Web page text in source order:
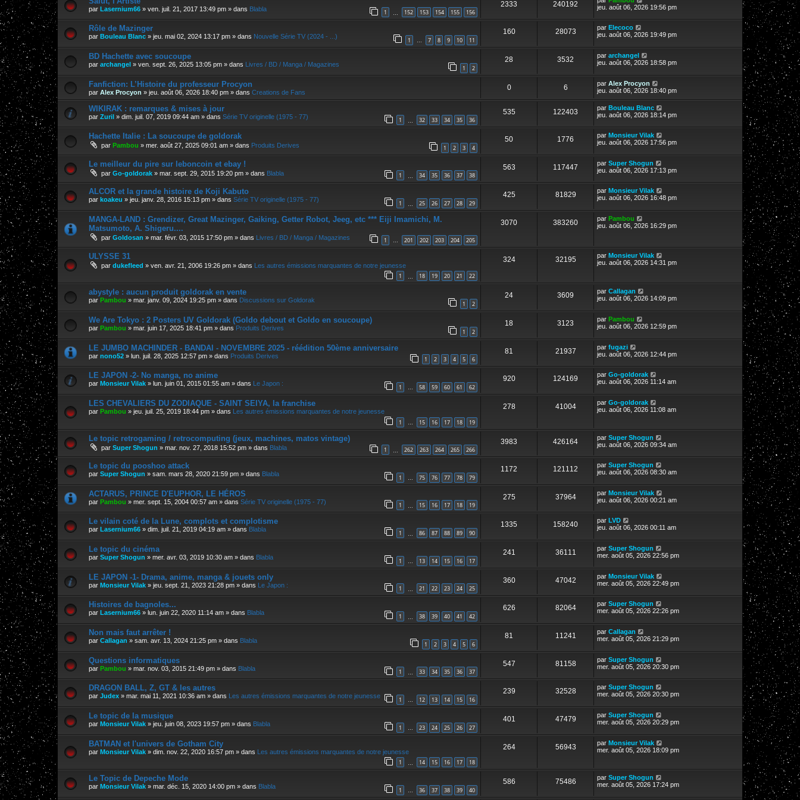
par Lasernium66 » ven. juil. 21, 2017 13:49 pm » dans Blabla 1 152 153 154 155 156
2333 240192
jeu. août 06, 2026 19:56 pm
Rôle de Mazinger
par Bouleau Blanc » jeu. mai 02, 2024 13:17 pm » dans Nouvelle Série TV (2024 - ...) 1 … 7 8 9 10 11
160 28073 par Elecoco
jeu. août 06, 2026 19:49 pm
BD Hachette avec soucoupe
par archangel » ven. sept. 26, 2025 13:05 pm » dans Livres / BD / Manga / Magazines 1 2
28 3532 par archangel
jeu. août 06, 2026 18:58 pm
Fanfiction: L’Histoire du professeur Procyon
par Alex Procyon » jeu. août 06, 2026 18:40 pm » dans Creations de Fans
0 6 par Alex Procyon
jeu. août 06, 2026 18:40 pm
WIKIRAK : remarques & mises à jour
par Zuril » dim. juil. 07, 2019 09:44 am » dans Série TV originelle (1975 - 77) 1 32 33 34 35 36
535 122403 par Bouleau Blanc
jeu. août 06, 2026 18:14 pm
Hachette Italie : La soucoupe de goldorak
par Pambou » mer. août 27, 2025 09:01 am » dans Produits Derives 1 2 3 4
50 1776 par Monsieur Vilak
jeu. août 06, 2026 17:56 pm
Le meilleur du pire sur leboncoin et ebay !
par Go-goldorak » mar. sept. 29, 2015 19:20 pm » dans Blabla 1 34 35 36 37 38
563 117447 par Super Shogun
jeu. août 06, 2026 17:13 pm
ALCOR et la grande histoire de Koji Kabuto
par koakeu » jeu. janv. 28, 2016 15:13 pm » dans Série TV originelle (1975 - 77) 1 25 26 27 28 29
425 81829 par Monsieur Vilak
jeu. août 06, 2026 16:48 pm
MANGA-LAND : Grendizer, Great Mazinger, Gaiking, Getter Robot, Jeeg, etc *** Eiji Imamichi, M.
Matsumoto, A. Shigeru....
par Goldosan » mar. févr. 03, 2015 17:50 pm » dans Livres / BD / Manga / Magazines 1 … 201 202 203 204 205
3070 383260 par Pambou
jeu. août 06, 2026 16:29 pm
ULYSSE 31
par dukefleed » ven. avr. 21, 2006 19:26 pm » dans Les autres émissions marquantes de notre jeunesse
1 18 19 20 21 22
324 32195 par Monsieur Vilak
jeu. août 06, 2026 14:31 pm
abystyle : aucun produit goldorak en vente
par Pambou » mar. janv. 09, 2024 19:25 pm » dans Discussions sur Goldorak 1 2
24 3609 par Callagan
jeu. août 06, 2026 14:09 pm
We Are Tokyo : 2 Posters UV Goldorak (Goldo debout et Goldo en soucoupe)
par Pambou » mar. juin 17, 2025 18:41 pm » dans Produits Derives 1 2
18 3123 par Pambou
jeu. août 06, 2026 12:59 pm
LE JUMBO MACHINDER - BANDAI - NOVEMBRE 2025 - réédition 50ème anniversaire
par nono52 » lun. juil. 28, 2025 12:57 pm » dans Produits Derives 1 2 3 4 5 6
81 21937 par fugazi
jeu. août 06, 2026 12:44 pm
LE JAPON -2- No manga, no anime
par Monsieur Vilak » lun. juin 01, 2015 01:55 am » dans Le Japon : 1 … 58 59 60 61 62
920 124169 par Go-goldorak
jeu. août 06, 2026 11:14 am
LES CHEVALIERS DU ZODIAQUE - SAINT SEIYA, la franchise
par Pambou » jeu. juil. 25, 2019 18:44 pm » dans Les autres émissions marquantes de notre jeunesse
1 … 15 16 17 18 19
278 41004 par Go-goldorak
jeu. août 06, 2026 11:08 am
Le topic retrogaming / retrocomputing (jeux, machines, matos vintage)
par Super Shogun » mar. nov. 27, 2018 15:52 pm » dans Blabla 1 262 263 264 265 266
3983 426164 par Super Shogun
jeu. août 06, 2026 09:34 am
Le topic du pooshoo attack
par Super Shogun » sam. mars 28, 2020 21:59 pm » dans Blabla 1 … 75 76 77 78 79
1172 121112 par Super Shogun
jeu. août 06, 2026 08:30 am
ACTARUS, PRINCE D'EUPHOR, LE HÉROS
par Pambou » mer. sept. 15, 2004 00:57 am » dans Série TV originelle (1975 - 77) 1 15 16 17 18 19
275 37964 par Monsieur Vilak
jeu. août 06, 2026 00:21 am
Le vilain coté de la Lune, complots et complotisme
par Lasernium66 » dim. juil. 21, 2019 04:19 am » dans Blabla 1 86 87 88 89 90
1335 158240 par LVD
jeu. août 06, 2026 00:11 am
Le topic du cinéma
par Super Shogun » mer. avr. 03, 2019 10:30 am » dans Blabla 1 … 13 14 15 16 17
241 36111 par Super Shogun
mer. août 05, 2026 22:56 pm
LE JAPON -1- Drama, anime, manga & jouets only
par Monsieur Vilak » jeu. sept. 21, 2023 21:28 pm » dans Le Japon : 1 21 22 23 24 25
360 47042 par Monsieur Vilak
mer. août 05, 2026 22:49 pm
Histoires de bagnoles...
par Lasernium66 » lun. juin 22, 2020 11:14 am » dans Blabla 1 38 39 40 41 42
626 82064 par Super Shogun
mer. août 05, 2026 22:26 pm
Non mais faut arrêter !
par Callagan » sam. avr. 13, 2024 21:25 pm » dans Blabla 1 2 3 4 5 6
81 11241 par Callagan
mer. août 05, 2026 21:29 pm
Questions informatiques
par Pambou » mar. nov. 03, 2015 21:49 pm » dans Blabla 1 33 34 35 36 37
547 81158 par Super Shogun
mer. août 05, 2026 20:30 pm
DRAGON BALL, Z, GT & les autres
par Judex » mar. mai 11, 2021 10:36 am » dans Les autres émissions marquantes de notre jeunesse 1 … 12 13 14 15 16
239 32528 par Super Shogun
mer. août 05, 2026 20:30 pm
Le topic de la musique
par Monsieur Vilak » jeu. juin 08, 2023 19:57 pm » dans Blabla 1 … 23 24 25 26 27
401 47479 par Super Shogun
mer. août 05, 2026 20:29 pm
BATMAN et l'univers de Gotham City
par Monsieur Vilak » dim. nov. 22, 2020 16:57 pm » dans Les autres émissions marquantes de notre jeunesse
1 14 15 16 17 18
264 56943 par Monsieur Vilak
mer. août 05, 2026 18:09 pm
Le Topic de Depeche Mode
par Monsieur Vilak » mar. déc. 15, 2020 14:00 pm » dans Blabla 1 … 36 37 38 39 40
586 75486 par Super Shogun
mer. août 05, 2026 17:24 pm